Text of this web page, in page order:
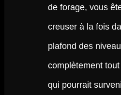
de forage, vous
creuser à la fois
plafond des
complètement
qui pourrait